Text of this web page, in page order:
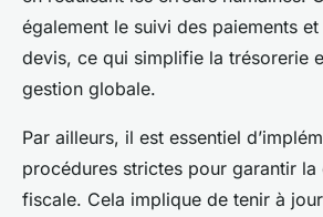
également le suivi des paiements et
devis, ce qui simplifie la trésorerie
gestion globale.
Par ailleurs, il est essentiel
procédures strictes pour garantir
fiscale. Cela implique de tenir à